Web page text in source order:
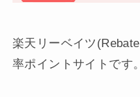
楽天リーベイツ
率ポイントサイトです。